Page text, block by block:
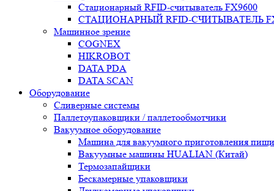
Стационарный RFID-считыватель FX9600
СТАЦИОНАРНЫЙ RFID-СЧИТЫВАТЕЛЬ
Машинное зрение
COGNEX
HIKROBOT
DATA PDA
DATA SCAN
Оборудование
Сливерные системы
Паллетоупаковщики / паллетообмотчики
Вакуумное оборудование
Машина для вакуумного приготовления пищи
Вакуумные машины HUALIAN (Китай)
Термозапайщики
Бескамерные упаковщики